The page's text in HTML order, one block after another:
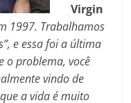
Virgin
1997. Trabalhamos
e essa foi a última
o problema, você
vindo de
a vida é muito